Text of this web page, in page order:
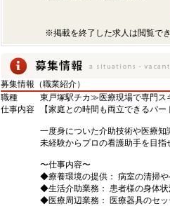
※掲載を終了した求人は閲覧で
募集情報（職業紹介）
職種
東戸塚駅チカ≫医療現場で専門ス
仕事内容
【家庭との時間も両立できるパー
一度身についた介助技術や医療知
未経験からプロの看護助手を目
〜仕事内容〜
◆療養環境の提供： 病室の清掃
◆生活介助業務： 患者様の身体
◆医療周辺業務： 医療器具のセ